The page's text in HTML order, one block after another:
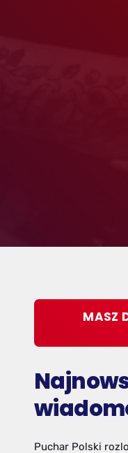
MASZ
Puchar Polski